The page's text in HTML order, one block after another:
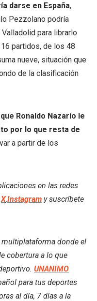
darse en España,
Pezzolano podría
para librarlo
partidos, de los 48
nueve, situación que
de la clasificación
Ronaldo Nazario le
por lo que resta de
a partir de los
en las redes
X,Instagram y suscríbete
multiplataforma donde el
cobertura a lo que
UNANIMO
para tus deportes
al día, 7 días a la